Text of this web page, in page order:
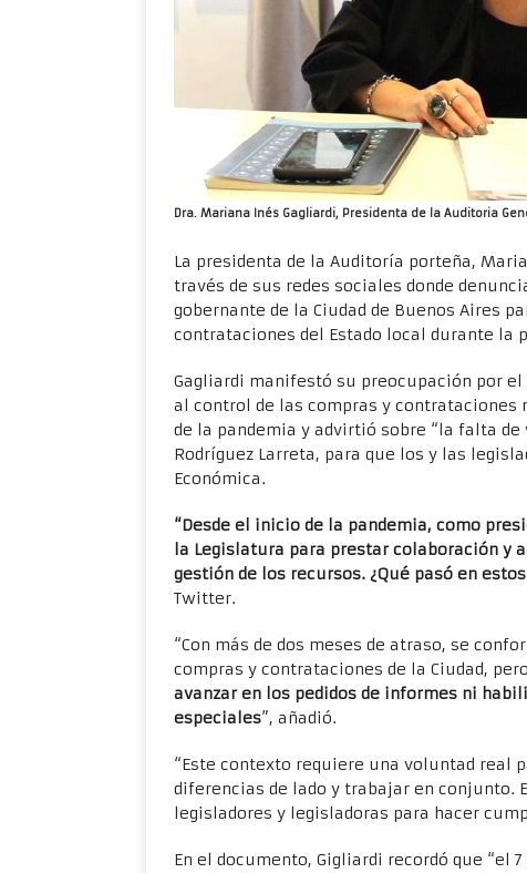
Dra. Mariana Inés Gagliardi, Presidenta de la Auditoria
La presidenta de la Auditoría porteña,
través de sus redes sociales donde
gobernante de la Ciudad de Buenos Aires
contrataciones del Estado local durante la
Gagliardi manifestó su preocupación por
al control de las compras y contrataciones
de la pandemia y advirtió sobre “la falta
Rodríguez Larreta, para que los y las
Económica.
“Desde el inicio de la pandemia, como
la Legislatura para prestar colaboración y
gestión de los recursos. ¿Qué pasó en
Twitter.
“Con más de dos meses de atraso, se
compras y contrataciones de la Ciudad, pero
avanzar en los pedidos de informes ni
especiales”, añadió.
“Este contexto requiere una voluntad real
diferencias de lado y trabajar en conjunto.
legisladores y legisladoras para hacer
En el documento, Gigliardi recordó que “el